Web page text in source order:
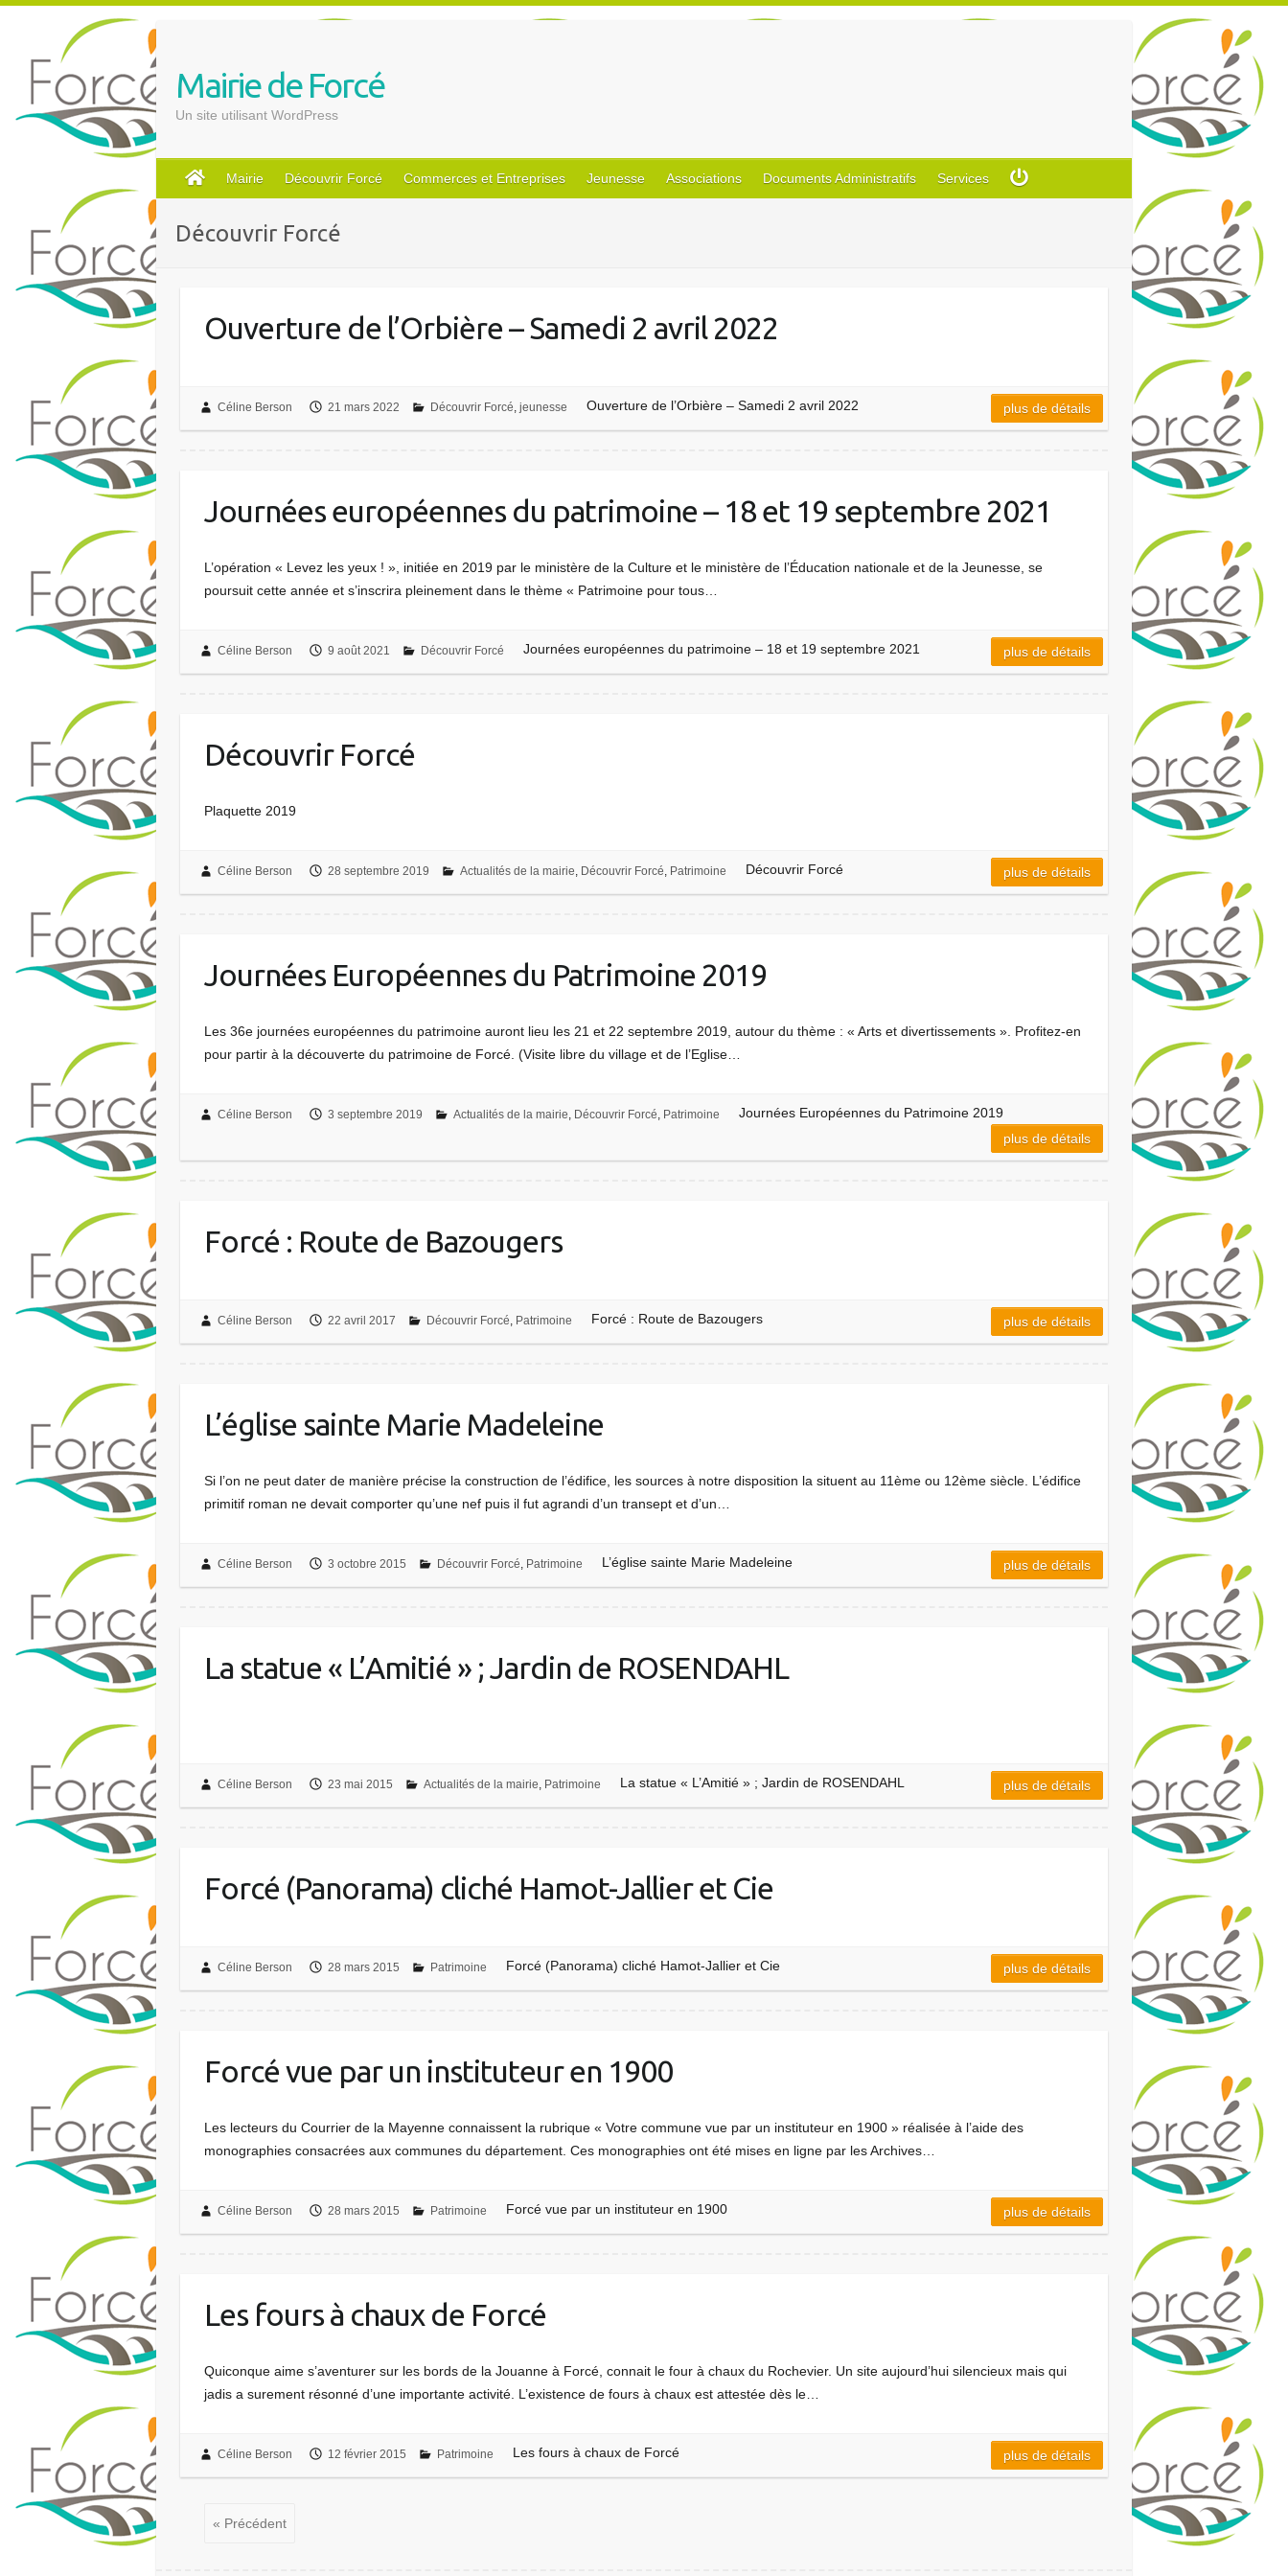
Mairie de Forcé
Un site utilisant WordPress
Mairie Découvrir Forcé Commerces et Entreprises Jeunesse Associations Documents Administratifs Services
Découvrir Forcé
Ouverture de l’Orbière – Samedi 2 avril 2022
Céline Berson 21 mars 2022 Découvrir Forcé, jeunesse Ouverture de l’Orbière – Samedi 2 avril 2022 plus de détails
Journées européennes du patrimoine – 18 et 19 septembre 2021
L’opération « Levez les yeux ! », initiée en 2019 par le ministère de la Culture et le ministère de l’Éducation nationale et de la Jeunesse, se
poursuit cette année et s’inscrira pleinement dans le thème « Patrimoine pour tous…
Céline Berson 9 août 2021 Découvrir Forcé Journées européennes du patrimoine – 18 et 19 septembre 2021 plus de détails
Découvrir Forcé
Plaquette 2019
Céline Berson 28 septembre 2019 Actualités de la mairie, Découvrir Forcé, Patrimoine Découvrir Forcé plus de détails
Journées Européennes du Patrimoine 2019
Les 36e journées européennes du patrimoine auront lieu les 21 et 22 septembre 2019, autour du thème : « Arts et divertissements ». Profitez-en
pour partir à la découverte du patrimoine de Forcé. (Visite libre du village et de l’Eglise…
Céline Berson 3 septembre 2019 Actualités de la mairie, Découvrir Forcé, Patrimoine
Journées Européennes du Patrimoine 2019
plus de détails
Forcé : Route de Bazougers
Céline Berson 22 avril 2017 Découvrir Forcé, Patrimoine Forcé : Route de Bazougers plus de détails
L’église sainte Marie Madeleine
Si l’on ne peut dater de manière précise la construction de l’édifice, les sources à notre disposition la situent au 11ème ou 12ème siècle. L’édifice
primitif roman ne devait comporter qu’une nef puis il fut agrandi d’un transept et d’un…
Céline Berson 3 octobre 2015 Découvrir Forcé, Patrimoine L’église sainte Marie Madeleine plus de détails
La statue « L’Amitié » ; Jardin de ROSENDAHL
Céline Berson 23 mai 2015 Actualités de la mairie, Patrimoine La statue « L’Amitié » ; Jardin de ROSENDAHL plus de détails
Forcé (Panorama) cliché Hamot-Jallier et Cie
Céline Berson 28 mars 2015 Patrimoine Forcé (Panorama) cliché Hamot-Jallier et Cie plus de détails
Forcé vue par un instituteur en 1900
Les lecteurs du Courrier de la Mayenne connaissent la rubrique « Votre commune vue par un instituteur en 1900 » réalisée à l’aide des
monographies consacrées aux communes du département. Ces monographies ont été mises en ligne par les Archives…
Céline Berson 28 mars 2015 Patrimoine Forcé vue par un instituteur en 1900 plus de détails
Les fours à chaux de Forcé
Quiconque aime s’aventurer sur les bords de la Jouanne à Forcé, connait le four à chaux du Rochevier. Un site aujourd’hui silencieux mais qui
jadis a surement résonné d’une importante activité. L’existence de fours à chaux est attestée dès le…
Céline Berson 12 février 2015 Patrimoine Les fours à chaux de Forcé plus de détails
« Précédent